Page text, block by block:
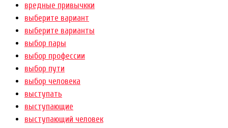
вредные привычкки
выберите вариант
выберите варианты
выбор пары
выбор профессии
выбор пути
выбор человека
выступать
выступающие
выступающий человек